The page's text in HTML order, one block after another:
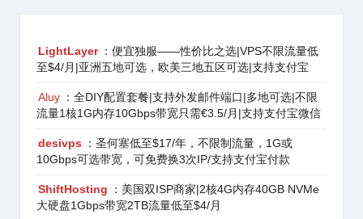
LightLayer ：便宜独服——性价比之选|VPS不限流量低
至$4/月|亚洲五地可选，欧美三地五区可选|支持支付宝
Aluy ：全DIY配置套餐|支持外发邮件端口|多地可选|不限
流量1核1G内存10Gbps带宽只需€3.5/月|支持支付宝微信
desivps
：圣何塞低至$17/年，不限制流量，1G或
10Gbps可选带宽，可免费换3次IP/支持支付宝付款
ShiftHosting
：美国双ISP商家|2核4G内存40GB NVMe
大硬盘1Gbps带宽2TB流量低至$4/月